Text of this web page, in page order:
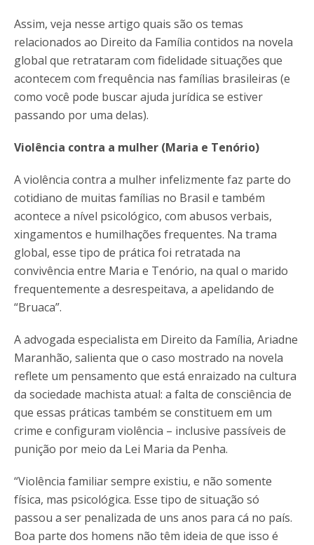
Assim, veja nesse artigo quais são os temas
relacionados ao Direito da Família contidos na novela
global que retrataram com fidelidade situações que
acontecem com frequência nas famílias brasileiras (e
como você pode buscar ajuda jurídica se estiver
passando por uma delas).
Violência contra a mulher (Maria e Tenório)
A violência contra a mulher infelizmente faz parte do
cotidiano de muitas famílias no Brasil e também
acontece a nível psicológico, com abusos verbais,
xingamentos e humilhações frequentes. Na trama
global, esse tipo de prática foi retratada na
convivência entre Maria e Tenório, na qual o marido
frequentemente a desrespeitava, a apelidando de
“Bruaca”.
A advogada especialista em Direito da Família, Ariadne
Maranhão, salienta que o caso mostrado na novela
reflete um pensamento que está enraizado na cultura
da sociedade machista atual: a falta de consciência de
que essas práticas também se constituem em um
crime e configuram violência – inclusive passíveis de
punição por meio da Lei Maria da Penha.
“Violência familiar sempre existiu, e não somente
física, mas psicológica. Esse tipo de situação só
passou a ser penalizada de uns anos para cá no país.
Boa parte dos homens não têm ideia de que isso é